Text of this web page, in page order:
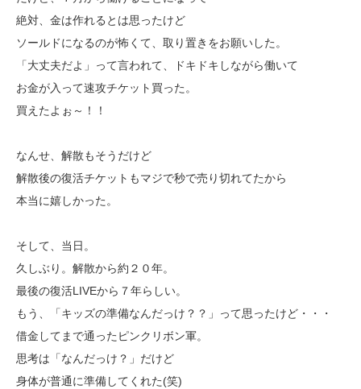
絶対、金は作れるとは思ったけど
ソールドになるのが怖くて、取り置きをお願いした。
「大丈夫だよ」って言われて、ドキドキしながら働いて
お金が入って速攻チケット買った。
買えたよぉ～！！
なんせ、解散もそうだけど
解散後の復活チケットもマジで秒で売り切れてたから
本当に嬉しかった。
そして、当日。
久しぶり。解散から約２０年。
最後の復活LIVEから７年らしい。
もう、「キッズの準備なんだっけ？？」って思ったけど・・・
借金してまで通ったピンクリボン軍。
思考は「なんだっけ？」だけど
身体が普通に準備してくれた(笑)